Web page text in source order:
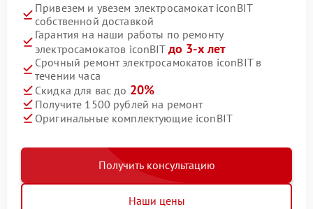
Привезем и увезем электросамокат iconBIT
собственной доставкой
Гарантия на наши работы по ремонту
электросамокатов iconBIT до 3-х лет
Срочный ремонт электросамокатов iconBIT в
течении часа
Скидка для вас до 20%
Получите 1500 рублей на ремонт
Оригинальные комплектующие iconBIT
Получить консультацию
Наши цены